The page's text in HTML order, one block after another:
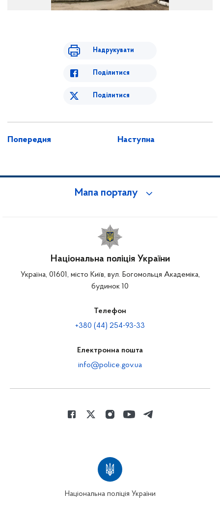
Надрукувати
Поділитися
Поділитися
Попередня Наступна
Мапа порталу
Національна поліція України
Україна, 01601, місто Київ, вул. Богомольця Академіка,
будинок 10
Телефон
+380 (44) 254-93-33
Електронна пошта
info@police.gov.ua
Національна поліція України